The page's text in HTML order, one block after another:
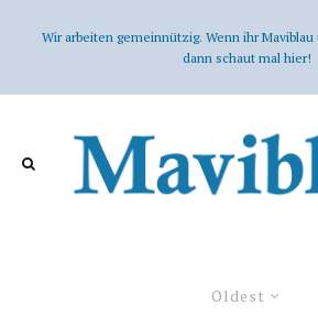
Wir arbeiten gemeinnützig. Wenn ihr
dann schaut mal hier!
Oldest